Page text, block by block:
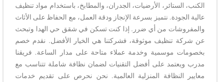
الكنب، الستائر، الأرضيات، الجدران، والمطابخ، باستخدام مواد تنظيف
عالية الجودة. نتميز بسرعة الإنجاز ودقة العمل، مع الحفاظ على الأثاث
والمفروشات من أي ضرر. إذا كنت تسكن في شقق حي الهدا وتبحث
عن شركة تنظيف موثوقة، فشركتنا هي الخيار الأفضل. نقدم خصم
بخصومات موسمية وخدمة عملاء متاحة على مدار الساعة. فريقنا
مدرب ويعتمد على أفضل التقنيات لضمان نظافة شاملة تتناسب مع
معايير النظافة المنزلية العالمية. نحن نحرص على تقديم خدمات